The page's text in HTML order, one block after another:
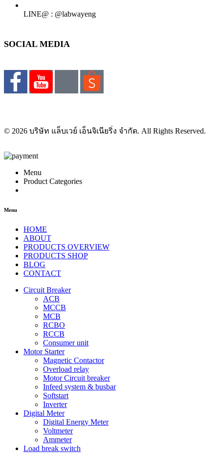
LINE@ : @labwayeng
SOCIAL MEDIA
© 2026 บริษัท แล็บเวย์ เอ็นจิเนียริ่ง จำกัด. All Rights Reserved.
Menu
Product Categories
Menu
HOME
ABOUT
PRODUCTS OVERVIEW
PRODUCTS SHOP
BLOG
CONTACT
Circuit Breaker
ACB
MCCB
MCB
RCBO
RCCB
Consumer unit
Motor Starter
Magnetic Contactor
Overload relay
Motor Circuit breaker
Infeed system & busbar
Softstart
Inverter
Digital Meter
Digital Energy Meter
Voltmeter
Ammeter
Load break switch